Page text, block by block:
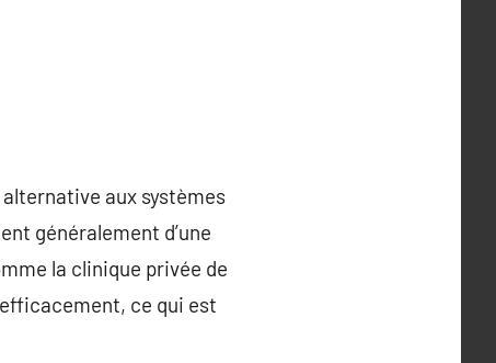
aux systèmes
généralement d’une
la clinique privée de
ce qui est